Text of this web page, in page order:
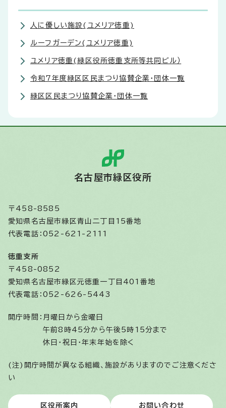
人に優しい施設(ユメリア徳重)
ルーフガーデン(ユメリア徳重)
ユメリア徳重(緑区役所徳重支所等共同ビル）
令和7年度緑区区民まつり協賛企業・団体一覧
緑区区民まつり協賛企業・団体一覧
名古屋市緑区役所
〒458-8585
愛知県名古屋市緑区青山二丁目15番地
代表電話：052-621-2111
徳重支所
〒458-0852
愛知県名古屋市緑区元徳重一丁目401番地
代表電話：052-626-5443
開庁時間： 月曜日から金曜日
午前8時45分から午後5時15分まで
休日・祝日・年末年始を除く
(注)開庁時間が異なる組織、施設がありますのでご注意くださ
い
区役所案内 お問い合わせ